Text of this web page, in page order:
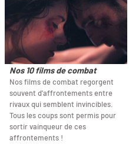
Nos 10 films de combat
Nos films de combat regorgent
souvent d'affrontements entre
rivaux qui semblent invincibles.
Tous les coups sont permis pour
sortir vainqueur de ces
affrontements !